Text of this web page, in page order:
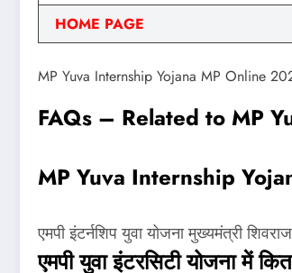
HOME PAGE
MP Yuva Internship Yojana MP Online
FAQs – Related to MP
MP Yuva Internship
एमपी इंटर्नशिप युवा योजना मुख्यमंत्री
एमपी युवा इंटरसिटी योजना में